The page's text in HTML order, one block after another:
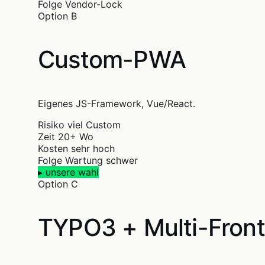
Folge Vendor-Lock
Option B
Custom-PWA
Eigenes JS-Framework, Vue/React.
Risiko viel Custom
Zeit 20+ Wo
Kosten sehr hoch
Folge Wartung schwer
▸ unsere wahl
Option C
TYPO3 + Multi-